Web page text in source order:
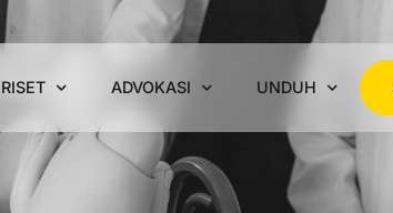
RISET ADVOKASI UNDUH